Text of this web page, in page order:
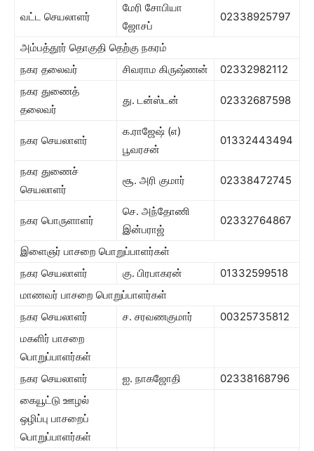
வட்ட செயலாளர்
மேரி சோபியா
ஜோசப்
02338925797
அம்பத்தூர் தொகுதி தெற்கு நகரம்
நகர தலைவர்
சிவராம கிருஷ்ணன்
02332982112
நகர துணைத்
தலைவர்
து. டன்ஸ்டன் 02332687598
நகர செயலாளர்
க.ராஜேஷ் (எ)
பூவரசன்
01332443494
நகர துணைச்
செயலாளர்
சூ. அரி குமார் 02338472745
நகர பொருளாளர்
செ. அந்தோணி
இன்பராஜ்
02332764867
இளைஞர் பாசறை பொறுப்பாளர்கள்
நகர செயலாளர்
கு. பிரபாகரன்
01332599518
மாணவர் பாசறை பொறுப்பாளர்கள்
நகர செயலாளர்
ச. சரவணகுமார்
00325735812
மகளிர் பாசறை
பொறுப்பாளர்கள்
நகர செயலாளர்
ஐ. நாகஜோதி
02338168796
கையூட்டு ஊழல்
ஒழிப்பு பாசறைப்
பொறுப்பாளர்கள்